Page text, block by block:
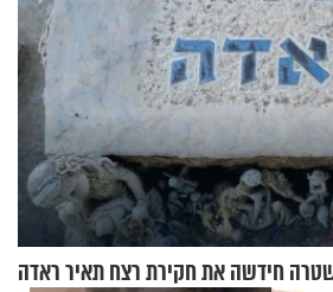
חידשה את חקירת רצח תאיר ראדה